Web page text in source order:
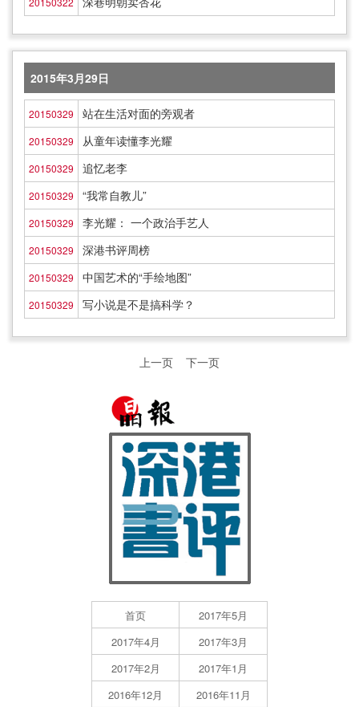
2015年3月29日
20150329 站在生活对面的旁观者
20150329 从童年读懂李光耀
20150329 追忆老李
20150329 “我常自教儿”
20150329 李光耀： 一个政治手艺人
20150329 深港书评周榜
20150329 中国艺术的“手绘地图”
20150329 写小说是不是搞科学？
上一页 下一页
首页
2017年5月
2017年4月
2017年3月
2017年2月
2017年1月
2016年12月
2016年11月